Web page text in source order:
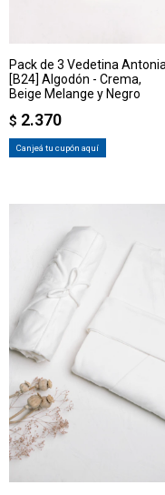
Pack de 3 Vedetina Antonia
[B24] Algodón - Crema,
Beige Melange y Negro
$ 2.370
Canjeá tu cupón aquí